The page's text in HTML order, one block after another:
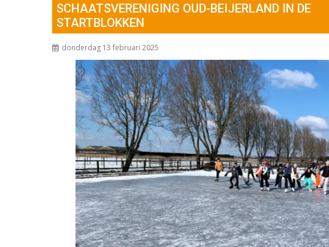
SCHAATSVERENIGING OUD-BEIJERLAND IN DE
STARTBLOKKEN
donderdag 13 februari 2025